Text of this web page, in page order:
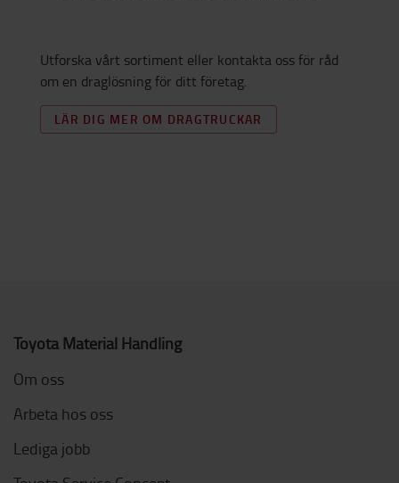
Utforska vårt sortiment eller kontakta oss för råd
om en draglösning för ditt företag.
LÄR DIG MER OM DRAGTRUCKAR
Toyota Material Handling
Om oss
Arbeta hos oss
Lediga jobb